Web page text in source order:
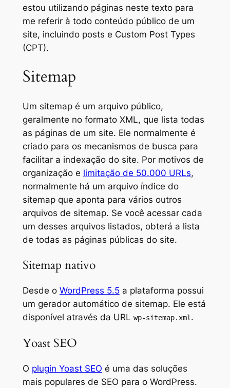
estou utilizando páginas neste texto para
me referir à todo conteúdo público de um
site, incluindo posts e Custom Post Types
(CPT).
Sitemap
Um sitemap é um arquivo público,
geralmente no formato XML, que lista todas
as páginas de um site. Ele normalmente é
criado para os mecanismos de busca para
facilitar a indexação do site. Por motivos de
organização e limitação de 50.000 URLs,
normalmente há um arquivo índice do
sitemap que aponta para vários outros
arquivos de sitemap. Se você acessar cada
um desses arquivos listados, obterá a lista
de todas as páginas públicas do site.
Sitemap nativo
Desde o WordPress 5.5a plataforma possui
um gerador automático de sitemap. Ele está
disponível através da URL wp-sitemap.xml.
Yoast SEO
O plugin Yoast SEO é uma das soluções
mais populares de SEO para o WordPress.